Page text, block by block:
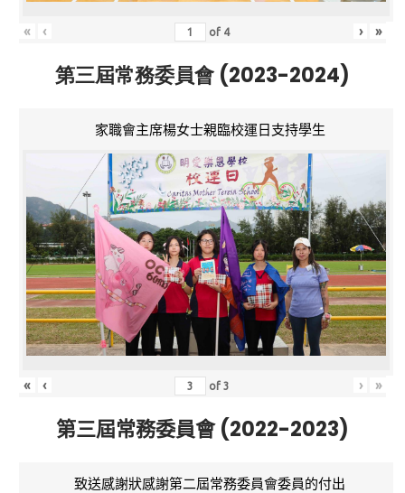
« ‹ of 4 › »
第三屆常務委員會 (2023-2024)
家職會主席楊女士親臨校運日支持學生
« ‹ of3 › »
第三屆常務委員會 (2022-2023)
致送感謝狀感謝第二屆常務委員會委員的付出